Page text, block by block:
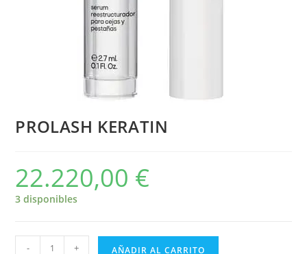
PROLASH KERATIN
22.220,00 €
3 disponibles
- + AÑADIR AL CARRITO